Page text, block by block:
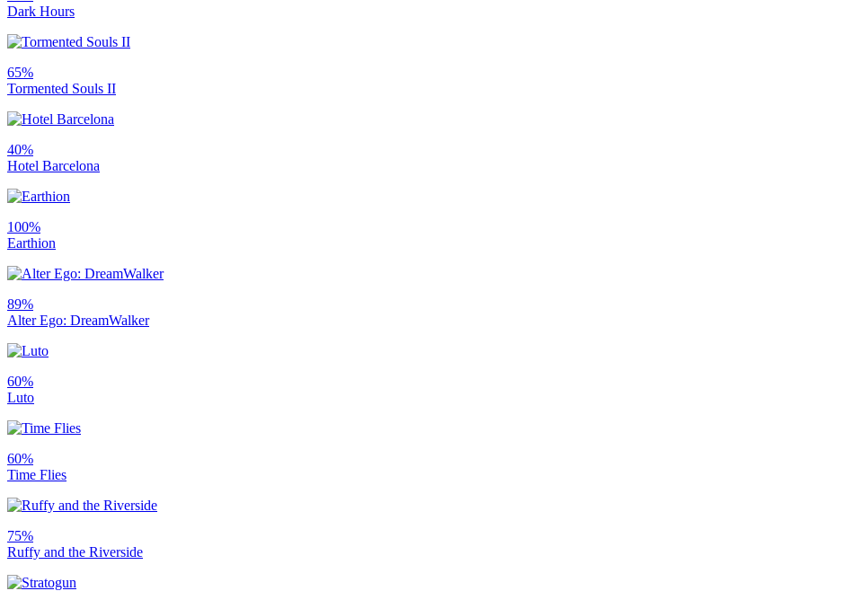
Dark Hours
65%
Tormented Souls II
40%
Hotel Barcelona
100%
Earthion
89%
Alter Ego: DreamWalker
60%
Luto
60%
Time Flies
75%
Ruffy and the Riverside